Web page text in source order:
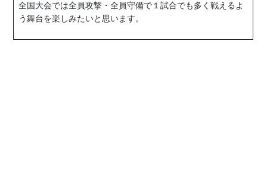
全国大会では全員攻撃・全員守備で１試合でも多く戦えるよ
う舞台を楽しみたいと思います。